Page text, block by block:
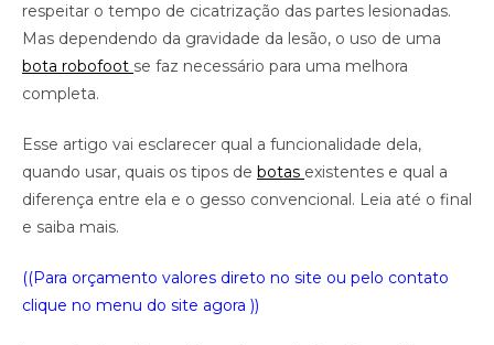
respeitar o tempo de cicatrização das partes lesionadas.
Mas dependendo da gravidade da lesão, o uso de uma
bota robofoot se faz necessário para uma melhora
completa.
Esse artigo vai esclarecer qual a funcionalidade dela,
quando usar, quais os tipos de botas existentes e qual a
diferença entre ela e o gesso convencional. Leia até o final
e saiba mais.
((Para orçamento valores direto no site ou pelo contato
clique no menu do site agora ))